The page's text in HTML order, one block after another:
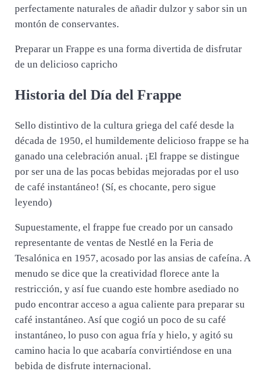
perfectamente naturales de añadir dulzor y sabor sin un
montón de conservantes.
Preparar un Frappe es una forma divertida de disfrutar
de un delicioso capricho
Historia del Día del Frappe
Sello distintivo de la cultura griega del café desde la
década de 1950, el humildemente delicioso frappe se ha
ganado una celebración anual. ¡El frappe se distingue
por ser una de las pocas bebidas mejoradas por el uso
de café instantáneo! (Sí, es chocante, pero sigue
leyendo)
Supuestamente, el frappe fue creado por un cansado
representante de ventas de Nestlé en la Feria de
Tesalónica en 1957, acosado por las ansias de cafeína. A
menudo se dice que la creatividad florece ante la
restricción, y así fue cuando este hombre asediado no
pudo encontrar acceso a agua caliente para preparar su
café instantáneo. Así que cogió un poco de su café
instantáneo, lo puso con agua fría y hielo, y agitó su
camino hacia lo que acabaría convirtiéndose en una
bebida de disfrute internacional.